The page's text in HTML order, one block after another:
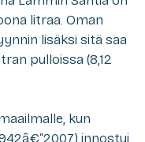
litraa. Oman
lisäksi sitä saa
pulloissa (8,12
kun
innostui